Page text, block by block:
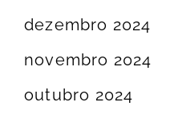
dezembro 2024
novembro 2024
outubro 2024